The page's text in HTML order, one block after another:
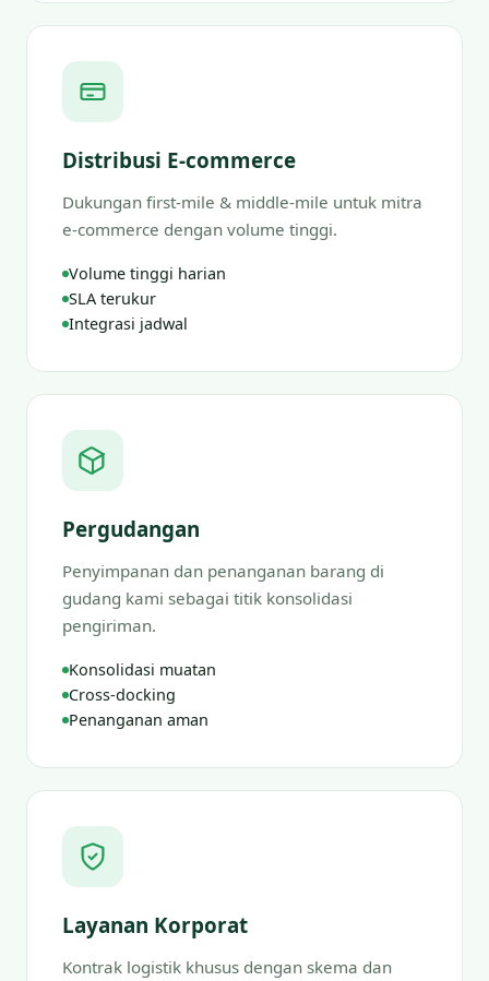
Distribusi E-commerce
Dukungan first-mile & middle-mile untuk mitra
e-commerce dengan volume tinggi.
Volume tinggi harian
SLA terukur
Integrasi jadwal
Pergudangan
Penyimpanan dan penanganan barang di
gudang kami sebagai titik konsolidasi
pengiriman.
Konsolidasi muatan
Cross-docking
Penanganan aman
Layanan Korporat
Kontrak logistik khusus dengan skema dan